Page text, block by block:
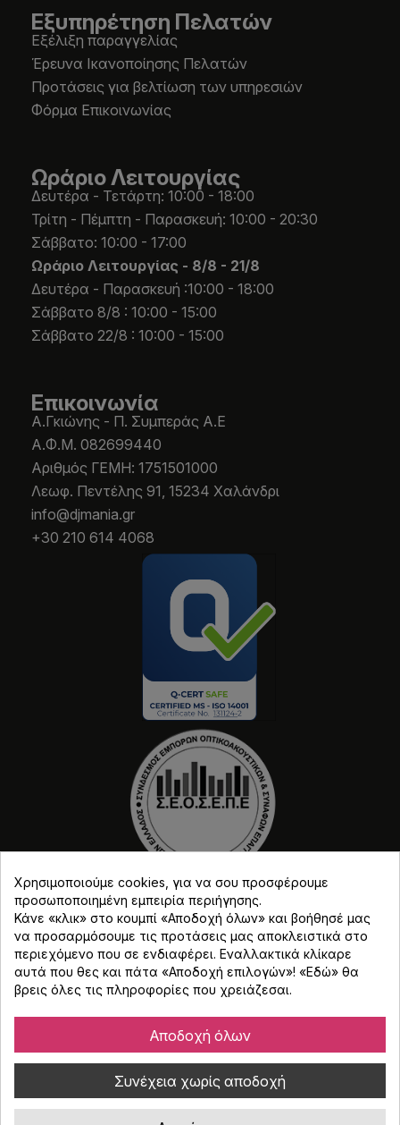
Εξυπηρέτηση Πελατών
Εξέλιξη παραγγελίας
Έρευνα Ικανοποίησης Πελατών
Προτάσεις για βελτίωση των υπηρεσιών
Φόρμα Επικοινωνίας
Ωράριο Λειτουργίας
Δευτέρα - Τετάρτη: 10:00 - 18:00
Τρίτη - Πέμπτη - Παρασκευή: 10:00 - 20:30
Σάββατο: 10:00 - 17:00
Ωράριο Λειτουργίας - 8/8 - 21/8
Δευτέρα - Παρασκευή :10:00 - 18:00
Σάββατο 8/8 : 10:00 - 15:00
Σάββατο 22/8 : 10:00 - 15:00
Επικοινωνία
Α.Γκιώνης - Π. Συμπεράς Α.Ε
Α.Φ.Μ. 082699440
Aριθμός ΓΕΜΗ: 1751501000
Λεωφ. Πεντέλης 91, 15234 Χαλάνδρι
info@djmania.gr
+30 210 614 4068
Copyright © Djmania 2026 / Οι τιμές περιλαμβάνουν
Χρησιμοποιούμε cookies, για να σου προσφέρουμε
προσωποποιημένη εμπειρία περιήγησης.
Κάνε «κλικ» στο κουμπί «Αποδοχή όλων» και βοήθησέ μας
να προσαρμόσουμε τις προτάσεις μας αποκλειστικά στο
περιεχόμενο που σε ενδιαφέρει. Εναλλακτικά κλίκαρε
αυτά που θες και πάτα «Αποδοχή επιλογών»! «Εδώ» θα
βρεις όλες τις πληροφορίες που χρειάζεσαι.
Αποδοχή όλων
Συνέχεια χωρίς αποδοχή